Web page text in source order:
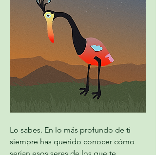
Lo sabes. En lo más profundo de ti
siempre has querido conocer cómo